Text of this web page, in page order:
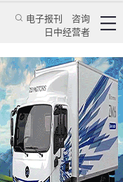
电子报刊
咨询
日中经营者
业大赛东京复赛